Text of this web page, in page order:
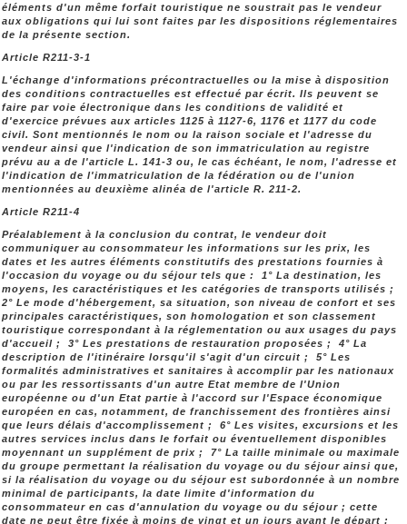
éléments d'un même forfait touristique ne soustrait pas le vendeur
aux obligations qui lui sont faites par les dispositions réglementaires
de la présente section.
Article R211-3-1
L'échange d'informations précontractuelles ou la mise à disposition
des conditions contractuelles est effectué par écrit. Ils peuvent se
faire par voie électronique dans les conditions de validité et
d'exercice prévues aux articles 1125 à 1127-6, 1176 et 1177 du code
civil. Sont mentionnés le nom ou la raison sociale et l'adresse du
vendeur ainsi que l'indication de son immatriculation au registre
prévu au a de l'article L. 141-3 ou, le cas échéant, le nom, l'adresse et
l'indication de l'immatriculation de la fédération ou de l'union
mentionnées au deuxième alinéa de l'article R. 211-2.
Article R211-4
Préalablement à la conclusion du contrat, le vendeur doit
communiquer au consommateur les informations sur les prix, les
dates et les autres éléments constitutifs des prestations fournies à
l'occasion du voyage ou du séjour tels que : 1° La destination, les
moyens, les caractéristiques et les catégories de transports utilisés ;
2° Le mode d'hébergement, sa situation, son niveau de confort et ses
principales caractéristiques, son homologation et son classement
touristique correspondant à la réglementation ou aux usages du pays
d'accueil ; 3° Les prestations de restauration proposées ; 4° La
description de l'itinéraire lorsqu'il s'agit d'un circuit ; 5° Les
formalités administratives et sanitaires à accomplir par les nationaux
ou par les ressortissants d'un autre Etat membre de l'Union
européenne ou d'un Etat partie à l'accord sur l'Espace économique
européen en cas, notamment, de franchissement des frontières ainsi
que leurs délais d'accomplissement ; 6° Les visites, excursions et les
autres services inclus dans le forfait ou éventuellement disponibles
moyennant un supplément de prix ; 7° La taille minimale ou maximale
du groupe permettant la réalisation du voyage ou du séjour ainsi que,
si la réalisation du voyage ou du séjour est subordonnée à un nombre
minimal de participants, la date limite d'information du
consommateur en cas d'annulation du voyage ou du séjour ; cette
date ne peut être fixée à moins de vingt et un jours avant le départ ;